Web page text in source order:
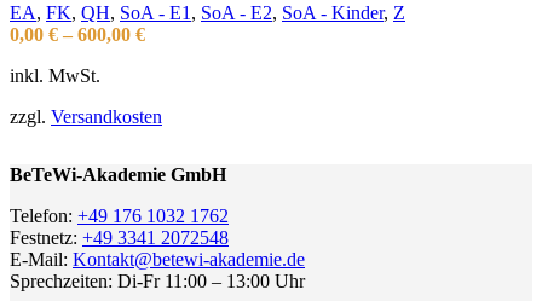
EA, FK, QH, SoA - E1 , SoA - E2, SoA - Kinder, Z
0,00 € – 600,00 €
inkl. MwSt.
zzgl. Versandkosten
BeTeWi-Akademie GmbH
Telefon: +49 176 1032 1762
Festnetz: +49 3341 2072548
E-Mail: Kontakt@betewi-akademie.de
Sprechzeiten: Di-Fr 11:00 – 13:00 Uhr